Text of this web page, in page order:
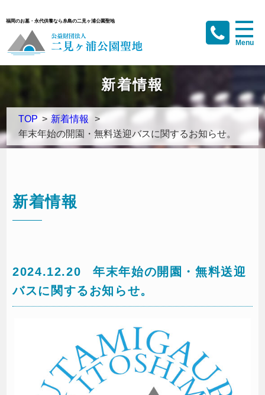
福岡のお墓・永代供養なら糸島の二見ヶ浦公園聖地
新着情報
TOP > 新着情報
>
年末年始の開園・無料送迎バスに関するお知らせ。
新着情報
2024.12.20
年末年始の開園・無料送迎
バスに関するお知らせ。